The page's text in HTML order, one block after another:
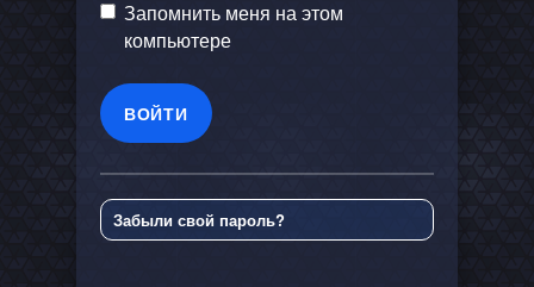
Запомнить меня на этом
компьютере
Забыли свой пароль?